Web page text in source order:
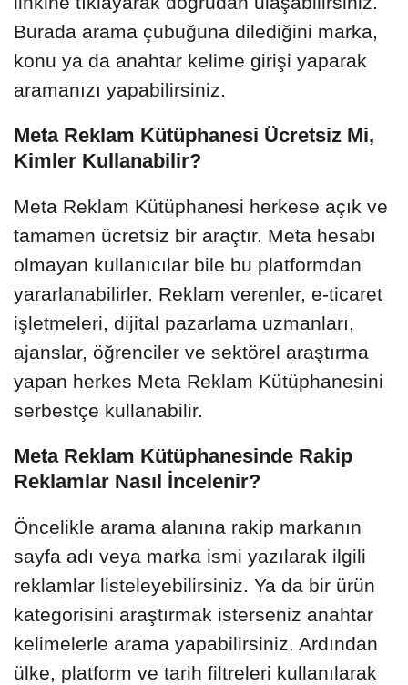
Burada arama çubuğuna dilediğini marka,
konu ya da anahtar kelime girişi yaparak
aramanızı yapabilirsiniz.
Meta Reklam Kütüphanesi Ücretsiz Mi,
Kimler Kullanabilir?
Meta Reklam Kütüphanesi herkese açık ve
tamamen ücretsiz bir araçtır. Meta hesabı
olmayan kullanıcılar bile bu platformdan
yararlanabilirler. Reklam verenler, e-ticaret
işletmeleri, dijital pazarlama uzmanları,
ajanslar, öğrenciler ve sektörel araştırma
yapan herkes Meta Reklam Kütüphanesini
serbestçe kullanabilir.
Meta Reklam Kütüphanesinde Rakip
Reklamlar Nasıl İncelenir?
Öncelikle arama alanına rakip markanın
sayfa adı veya marka ismi yazılarak ilgili
reklamlar listeleyebilirsiniz. Ya da bir ürün
kategorisini araştırmak isterseniz anahtar
kelimelerle arama yapabilirsiniz. Ardından
ülke, platform ve tarih filtreleri kullanılarak